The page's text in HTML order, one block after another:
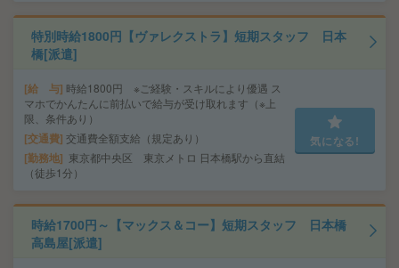
特別時給1800円【ヴァレクストラ】短期スタッフ 日本
橋[派遣]
給 与 時給1800円 ※ご経験・スキルにより優遇 ス
マホでかんたんに前払いで給与が受け取れます（※上
限、条件あり）
交通費 交通費全額支給（規定あり）
勤務地
東京都中央区 東京メトロ 日本橋駅から直結
（徒歩1分）
気になる!
時給1700円～【マックス＆コー】短期スタッフ 日本橋
高島屋[派遣]